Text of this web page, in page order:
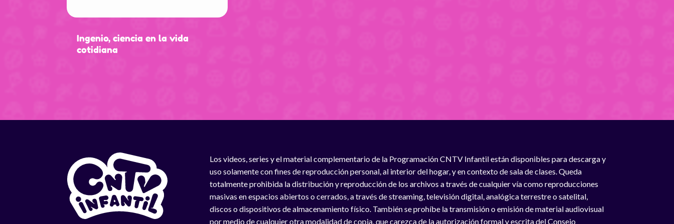
Ingenio, ciencia en la vida
cotidiana
Los videos, series y el material complementario de la Programación CNTV Infantil están disponibles para descarga y
uso solamente con fines de reproducción personal, al interior del hogar, y en contexto de sala de clases. Queda
totalmente prohibida la distribución y reproducción de los archivos a través de cualquier vía como reproducciones
masivas en espacios abiertos o cerrados, a través de streaming, televisión digital, analógica terrestre o satelital,
discos o dispositivos de almacenamiento físico. También se prohíbe la transmisión o emisión de material audiovisual
por medio de cualquier otra modalidad de copia, que carezca de la autorización formal y escrita del Consejo